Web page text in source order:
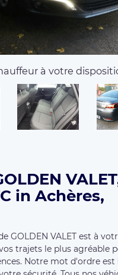
à votre
in Achères,
GOLDEN VALET est à
trajets le plus agréable
Notre mot d'ordre est